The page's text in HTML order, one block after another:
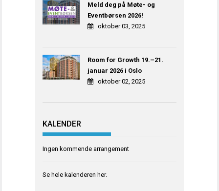
Meld deg på Møte- og
Eventbørsen 2026!
oktober 03, 2025
Room for Growth 19.–21.
januar 2026 i Oslo
oktober 02, 2025
KALENDER
Ingen kommende arrangement
Se hele kalenderen her.